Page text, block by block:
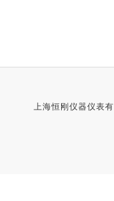
上海恒刚仪器仪表